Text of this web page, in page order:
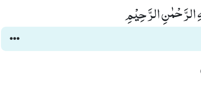
الرَّحْمٰنِ الرَّحِیْمِ